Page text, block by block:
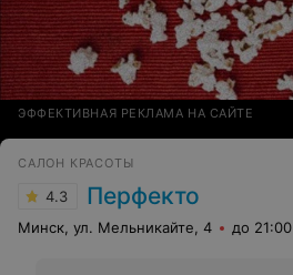
ЭФФЕКТИВНАЯ РЕКЛАМА НА САЙТЕ
САЛОН КРАСОТЫ
4.3 Перфекто
Минск, ул. Мельникайте, 4 до 21:00